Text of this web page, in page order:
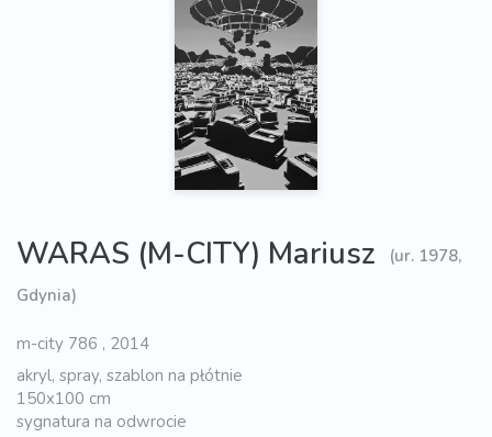
WARAS (M-CITY) Mariusz
(ur. 1978,
Gdynia)
m-city 786 , 2014
akryl, spray, szablon na płótnie
150x100 cm
sygnatura na odwrocie